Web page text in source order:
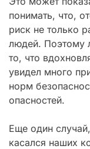
понимать, что,
риск не только
людей. Поэтому
то, что
увидел много
норм
опасностей.
Еще один
касался наших